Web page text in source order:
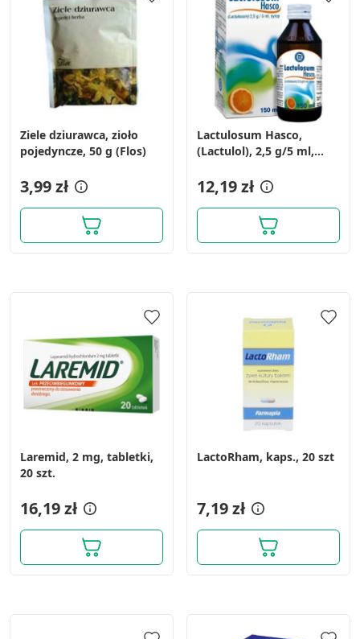
Ziele dziurawca, zioło
pojedyncze, 50 g (Flos)
3,99 zł
Lactulosum Hasco,
(Lactulol), 2,5 g/5 ml,
12,19 zł
Laremid, 2 mg, tabletki,
20 szt.
16,19 zł
LactoRham, kaps., 20 szt
7,19 zł